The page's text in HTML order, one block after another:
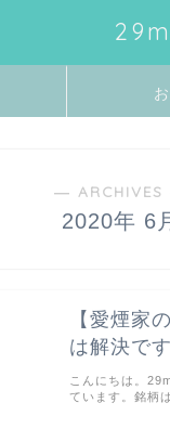
―
2020年 6
【愛煙家
は解決です
こんにちは。
ています。銘柄